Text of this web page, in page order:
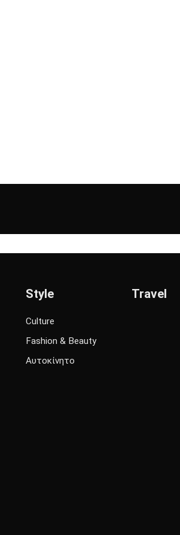
Style
Culture
Fashion & Beauty
Αυτοκίνητο
Travel